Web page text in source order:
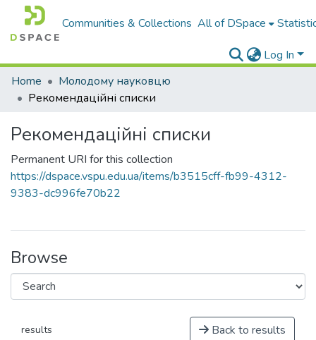
Communities & Collections All of DSpace
Log In
Home
Молодому науковцю
Рекомендаційні списки
Рекомендаційні списки
Permanent URI for this collection
https://dspace.vspu.edu.ua/items/b3515cff-fb99-4312-
9383-dc996fe70b22
Browse
results Back to results